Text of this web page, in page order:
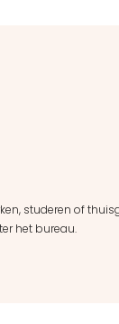
studeren of
het bureau.